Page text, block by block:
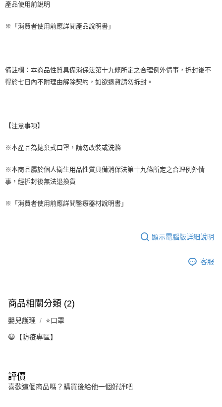
產品使用前說明
※「消費者使用前應詳閱產品說明書」
備註欄：本商品性質具備消保法第十九條所定之合理例外情事，拆封後不
得於七日內不附理由解除契約，如欲退貨請勿拆封。
【注意事項】
※本產品為拋棄式口罩，請勿改裝或洗滌
※本商品屬於個人衛生用品性質具備消保法第十九條所定之合理例外情
事，經拆封後無法退換貨
※「消費者使用前應詳閱醫療器材說明書」
顯示電腦版詳細說明
客服
商品相關分類 (2)
嬰兒護理 ⭐口罩
😷【防疫專區】
評價
喜歡這個商品嗎？購買後給他一個好評吧